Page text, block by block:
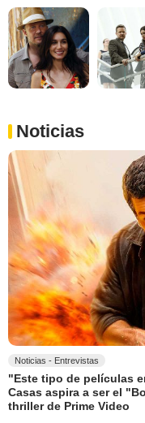
Noticias
Noticias - Entrevistas
"Este tipo de películas
Casas aspira a ser el
thriller de Prime Video